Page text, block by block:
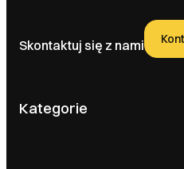
Skontaktuj się z nami
Kategorie